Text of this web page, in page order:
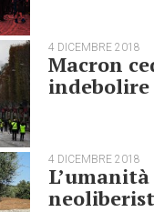
4 DICEMBRE 2018
Macron
4 DICEMBRE 2018